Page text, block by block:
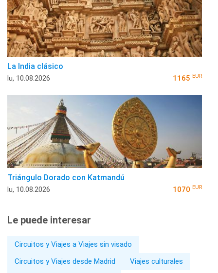
La India clásico
lu, 10.08.2026 1165 EUR
Triángulo Dorado con Katmandú
lu, 10.08.2026 1070 EUR
Le puede interesar
Circuitos y Viajes a Viajes sin visado
Circuitos y Viajes desde Madrid
Viajes culturales